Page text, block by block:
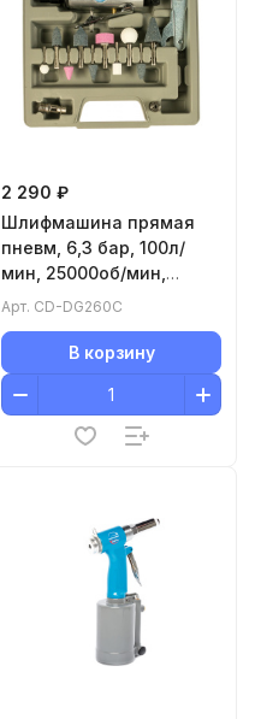
2 290 ₽
Шлифмашина прямая
пневм, 6,3 бар, 100л/
мин, 25000об/мин,
0,88кг + набор насадок
Арт. CD-DG260C
В корзину